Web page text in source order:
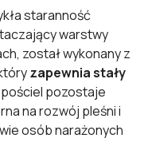
staranność
warstwy
został wykonany z
zapewnia stały
pozostaje
na rozwój pleśni i
osób narażonych